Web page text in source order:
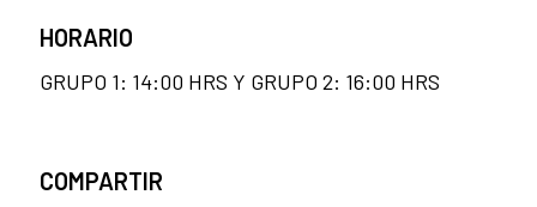
HORARIO
GRUPO 1: 14:00 HRS Y GRUPO 2: 16:00 HRS
COMPARTIR